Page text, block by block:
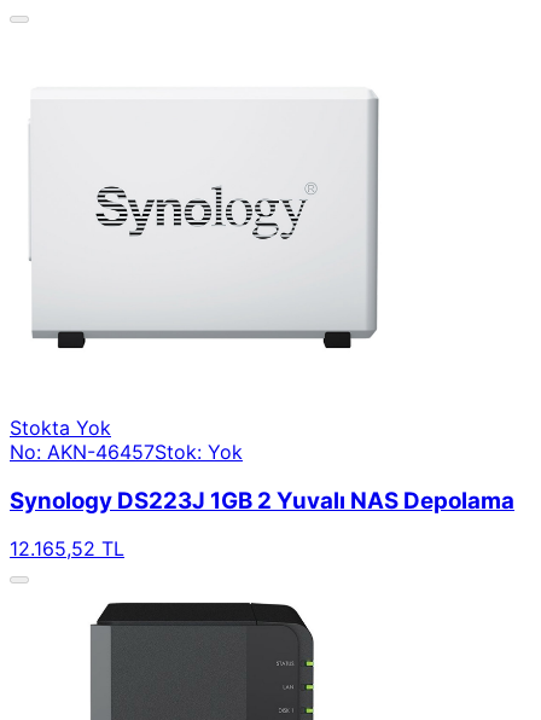
Stokta Yok
No: AKN-46457Stok: Yok
Synology DS223J 1GB 2 Yuvalı NAS Depolama
12.165,52 TL